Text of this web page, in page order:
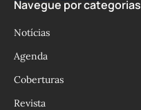
Navegue por categorias
Notícias
Agenda
Coberturas
Revista